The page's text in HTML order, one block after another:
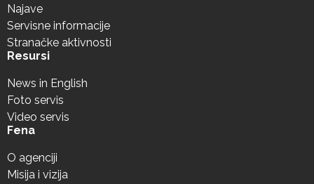
Najave
Servisne informacije
Stranačke aktivnosti
Resursi
News in English
Foto servis
Video servis
Fena
O agenciji
Misija i vizija